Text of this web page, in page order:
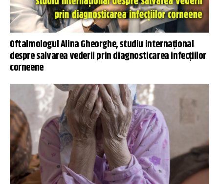
Oftalmologul Alina Gheorghe, studiu internațional
despre salvarea vederii prin diagnosticarea infecțiilor
corneene